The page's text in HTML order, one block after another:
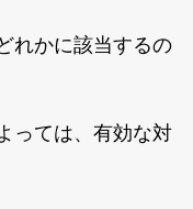
れかに該当するの
っては、有効な対